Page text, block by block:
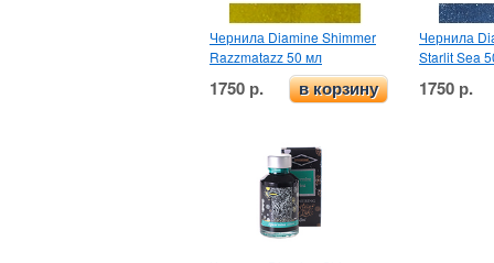
Чернила Diamine Shimmer
Razzmatazz 50 мл
1750 р. в корзину
Чернила
Starlit Sea
1750 р.